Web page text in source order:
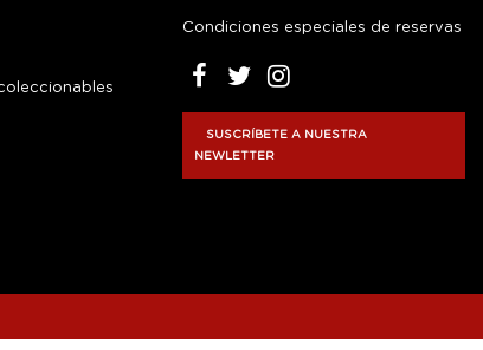
Condiciones especiales de reservas
SUSCRÍBETE A NUESTRA
NEWLETTER